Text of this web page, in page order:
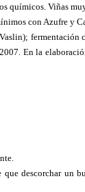
químicos. Viñas
con Azufre y
fermentación
En la
descorchar un